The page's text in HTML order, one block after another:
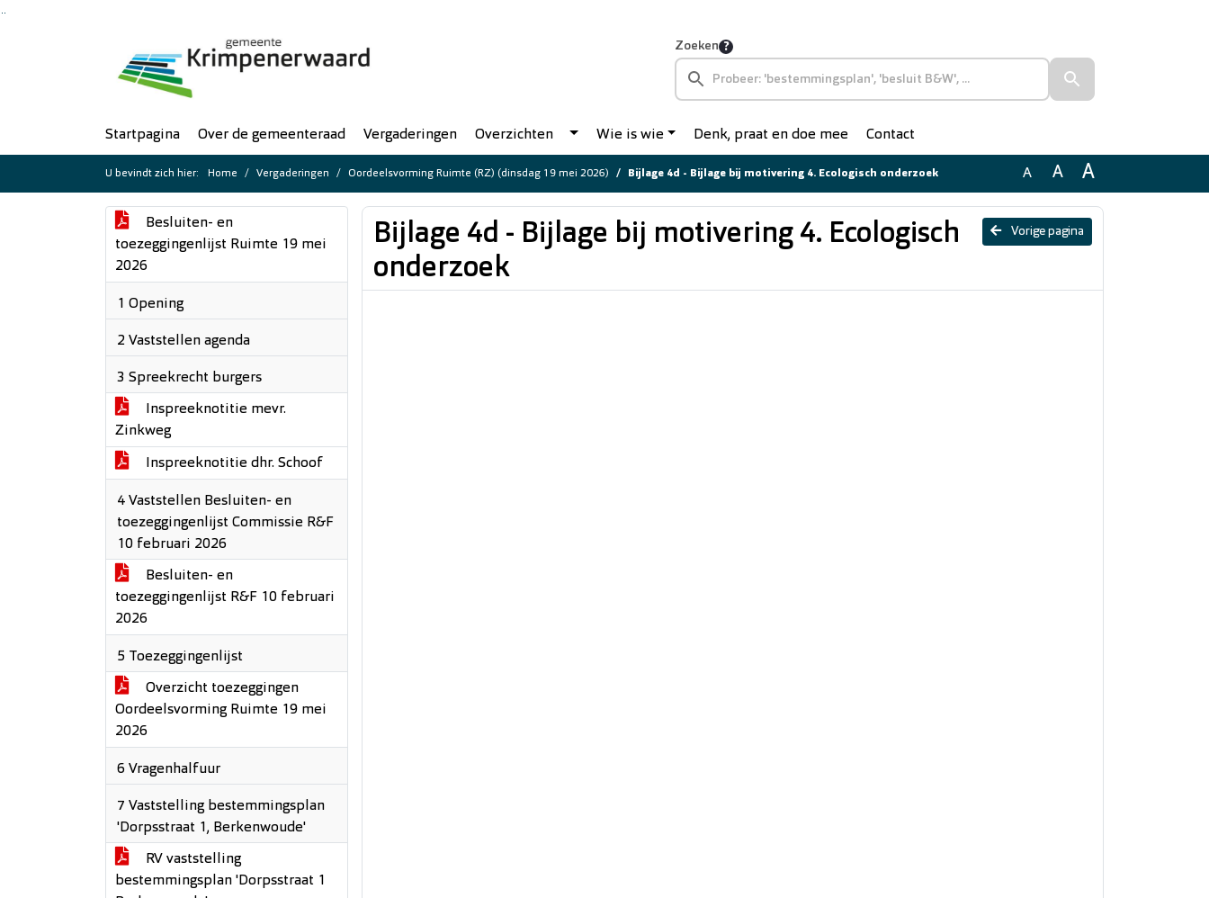
Zoeken
Startpagina Over de gemeenteraad Vergaderingen Overzichten Wie is wie Denk, praat en doe mee Contact
U bevindt zich hier: Home Vergaderingen Oordeelsvorming Ruimte (RZ) (dinsdag 19 mei 2026) Bijlage 4d - Bijlage bij motivering 4. Ecologisch onderzoek A A A
Besluiten- en
toezeggingenlijst Ruimte 19 mei
2026
1 Opening
2 Vaststellen agenda
3 Spreekrecht burgers
Inspreeknotitie mevr.
Zinkweg
Inspreeknotitie dhr. Schoof
4 Vaststellen Besluiten- en
toezeggingenlijst Commissie R&F
10 februari 2026
Besluiten- en
toezeggingenlijst R&F 10 februari
2026
5 Toezeggingenlijst
Overzicht toezeggingen
Oordeelsvorming Ruimte 19 mei
2026
6 Vragenhalfuur
7 Vaststelling bestemmingsplan
'Dorpsstraat 1, Berkenwoude'
RV vaststelling
bestemmingsplan 'Dorpsstraat 1
Vorige pagina
Bijlage 4d - Bijlage bij motivering 4. Ecologisch
onderzoek